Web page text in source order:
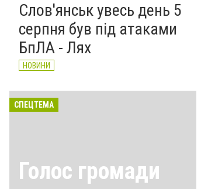
Слов'янськ увесь день 5
серпня був під атаками
БпЛА - Лях
НОВИНИ
СПЕЦТЕМА
Голос громади